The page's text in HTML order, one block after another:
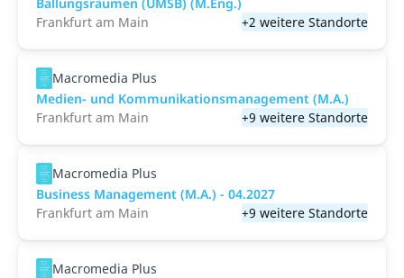
Frankfurt am Main
+2 weitere Standorte
Macromedia Plus
Medien- und Kommunikations­management (M.A.)
Frankfurt am Main
+9 weitere Standorte
Macromedia Plus
Business Management (M.A.) - 04.2027
Frankfurt am Main
+9 weitere Standorte
Macromedia Plus